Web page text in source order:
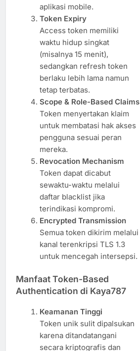
aplikasi mobile.
Token Expiry
Access token memiliki
waktu hidup singkat
(misalnya 15 menit),
sedangkan refresh token
berlaku lebih lama namun
tetap terbatas.
Scope & Role-Based Claims
Token menyertakan klaim
untuk membatasi hak akses
pengguna sesuai peran
mereka.
Revocation Mechanism
Token dapat dicabut
sewaktu-waktu melalui
daftar blacklist jika
terindikasi kompromi.
Encrypted Transmission
Semua token dikirim melalui
kanal terenkripsi TLS 1.3
untuk mencegah intersepsi.
Manfaat Token-Based
Authentication di Kaya787
Keamanan Tinggi
Token unik sulit dipalsukan
karena ditandatangani
secara kriptografis dan